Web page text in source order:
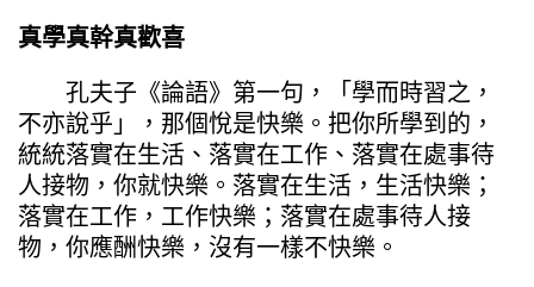
真學真幹真歡喜
孔夫子《論語》第一句，「學而時習之，
不亦說乎」，那個悅是快樂。把你所學到的，
統統落實在生活、落實在工作、落實在處事待
人接物，你就快樂。落實在生活，生活快樂；
落實在工作，工作快樂；落實在處事待人接
物，你應酬快樂，沒有一樣不快樂。